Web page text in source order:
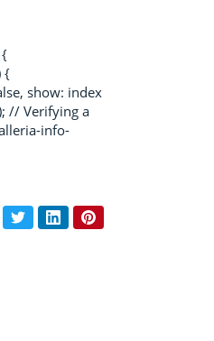
{
show: index
// Verifying a
info-
conteúdo:
TwitterLinkedInPinterest